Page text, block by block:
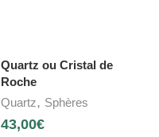
Quartz ou Cristal de
Roche
Quartz, Sphères
43,00€